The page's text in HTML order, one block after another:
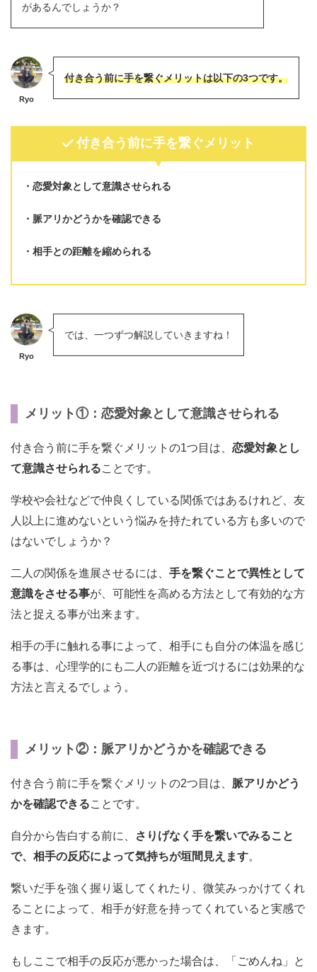
があるんでしょうか？
Ryo
付き合う前に手を繋ぐメリットは以下の3つです。
付き合う前に手を繋ぐメリット
恋愛対象として意識させられる
脈アリかどうかを確認できる
相手との距離を縮められる
Ryo
では、一つずつ解説していきますね！
メリット①：恋愛対象として意識させられる
付き合う前に手を繋ぐメリットの1つ目は、 恋愛対象とし
て意識させられることです。
学校や会社などで仲良くしている関係ではあるけれど、友
人以上に進めないという悩みを持たれている方も多いので
はないでしょうか？
二人の関係を進展させるには、 手を繋ぐことで異性として
意識をさせる事が、可能性を高める方法として有効的な方
法と捉える事が出来ます。
相手の手に触れる事によって、相手にも自分の体温を感じ
る事は、心理学的にも二人の距離を近づけるには効果的な
方法と言えるでしょう。
メリット②：脈アリかどうかを確認できる
付き合う前に手を繋ぐメリットの2つ目は、 脈アリかどう
かを確認できることです。
自分から告白する前に、
さりげなく手を繋いでみること
で、相手の反応によって気持ちが垣間見えます。
繋いだ手を強く握り返してくれたり、微笑みっかけてくれ
ることによって、相手が好意を持ってくれていると実感で
きます。
もしここで相手の反応が悪かった場合は、「ごめんね」と